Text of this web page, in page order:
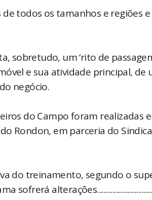
todos os tamanhos e regiões
sobretudo, um ‘rito de
e sua atividade principal,
negócio.
do Campo foram realizadas
Rondon, em parceria do
do treinamento, segundo o